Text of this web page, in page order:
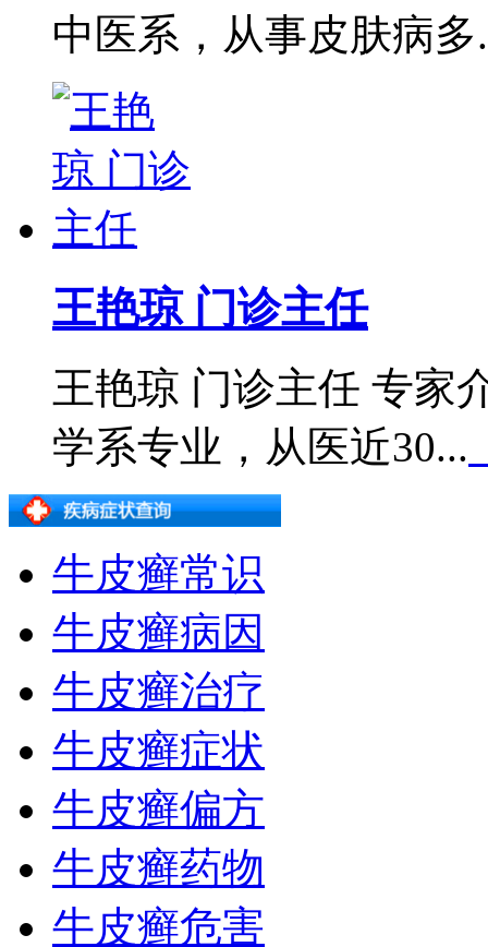
中医系，从事皮肤病多
王艳琼 门诊主任
王艳琼 门诊主任 专家
学系专业，从医近30...
牛皮癣常识
牛皮癣病因
牛皮癣治疗
牛皮癣症状
牛皮癣偏方
牛皮癣药物
牛皮癣危害